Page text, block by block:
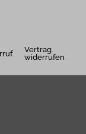
Vertrag
widerrufen